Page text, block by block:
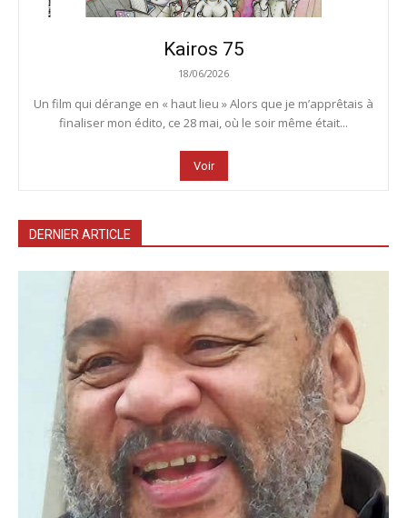
Kairos 75
18/06/2026
Un film qui dérange en « haut lieu » Alors que je m’apprêtais à
finaliser mon édito, ce 28 mai, où le soir même était...
Voir
DERNIER ARTICLE